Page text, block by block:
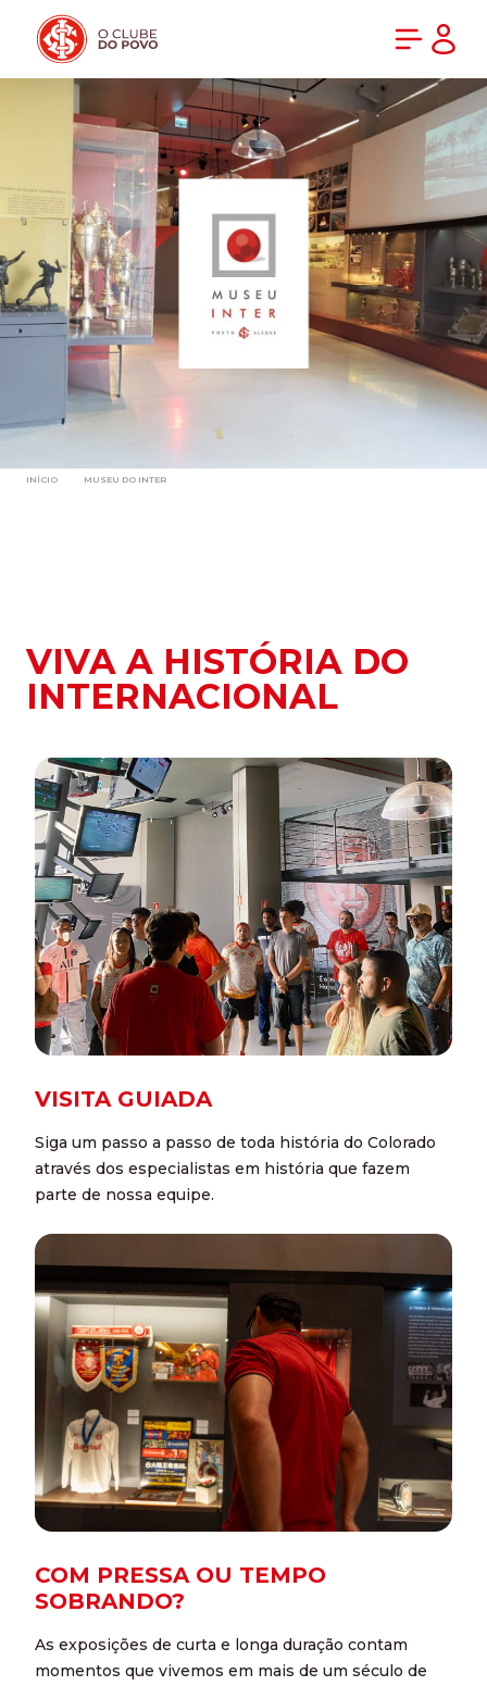
INÍCIO MUSEU DO INTER
VIVA A HISTÓRIA DO
INTERNACIONAL
VISITA GUIADA
Siga um passo a passo de toda história do Colorado
através dos especialistas em história que fazem
parte de nossa equipe.
COM PRESSA OU TEMPO
SOBRANDO?
As exposições de curta e longa duração contam
momentos que vivemos em mais de um século de